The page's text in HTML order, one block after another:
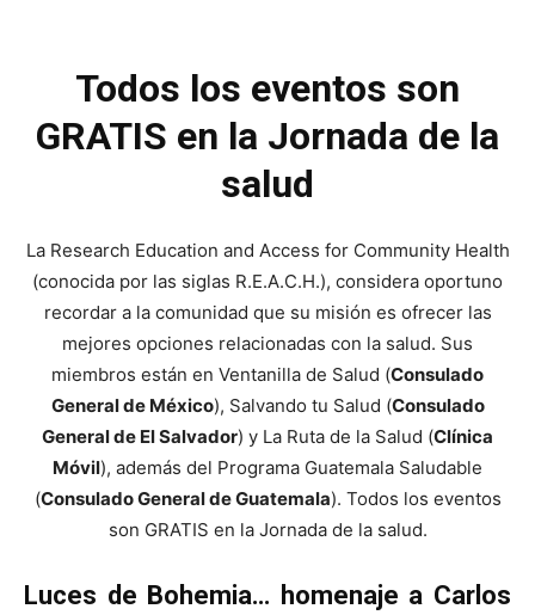
Todos los eventos son
GRATIS en la Jornada de la
salud
La Research Education and Access for Community Health
(conocida por las siglas R.E.A.C.H.), considera oportuno
recordar a la comunidad que su misión es ofrecer las
mejores opciones relacionadas con la salud. Sus
miembros están en Ventanilla de Salud (Consulado
General de México), Salvando tu Salud (Consulado
General de El Salvador) y La Ruta de la Salud (Clínica
Móvil), además del Programa Guatemala Saludable
(Consulado General de Guatemala). Todos los eventos
son GRATIS en la Jornada de la salud.
Luces de Bohemia… homenaje a Carlos